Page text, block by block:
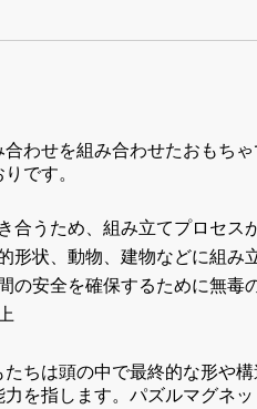
わせを組み合わせたおもち
です。
うため、組み立てプロセス
状、動物、建物などに組み
安全を確保するために無毒
ちは頭の中で最終的な形や
を指します。パズルマグネ